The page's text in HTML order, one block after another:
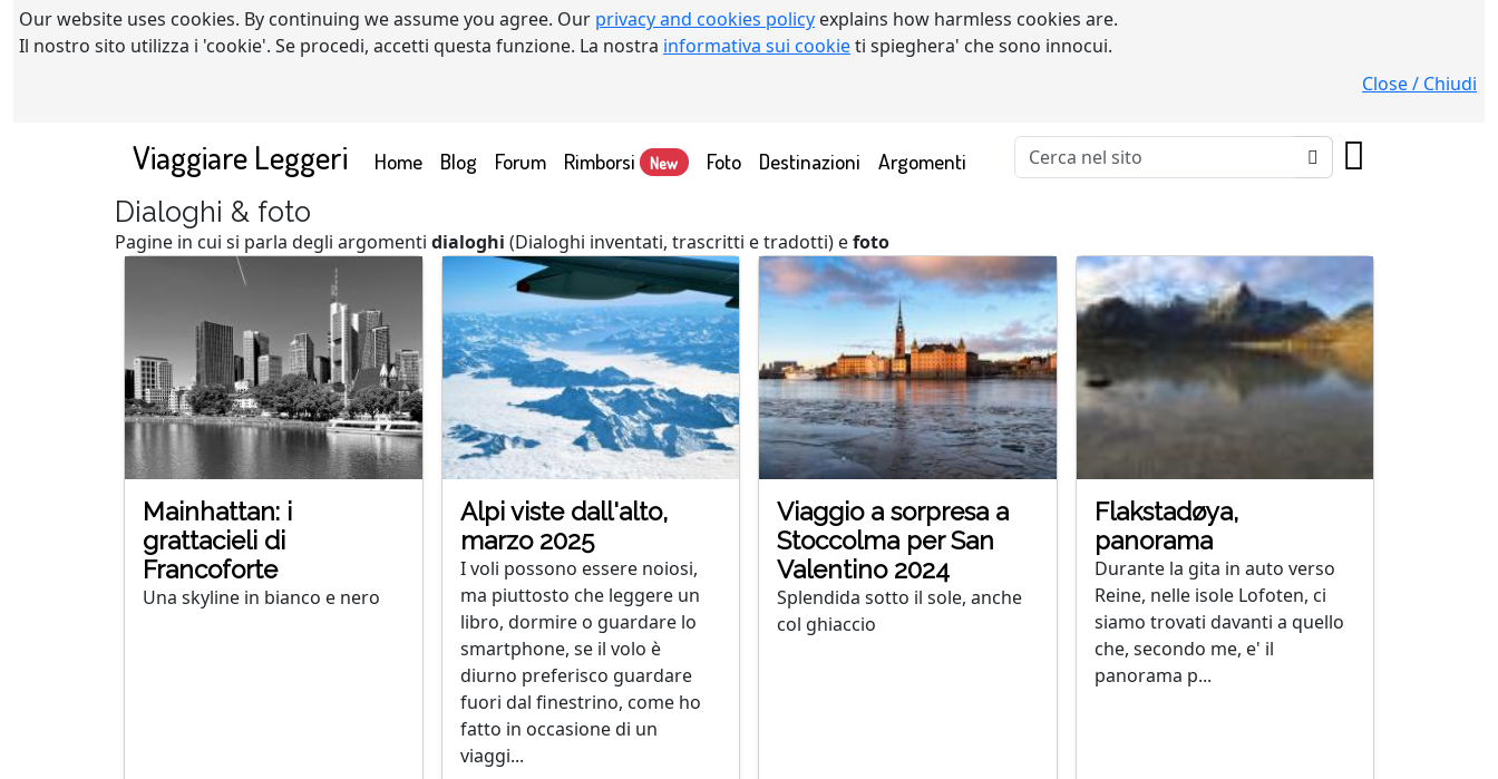
Our website uses cookies. By continuing we assume you agree. Our privacy and cookies policy explains how harmless cookies are.
Il nostro sito utilizza i 'cookie'. Se procedi, accetti questa funzione. La nostra informativa sui cookieti spieghera' che sono innocui.
Close / Chiudi
Viaggiare Leggeri Home(current)
Blog Forum Rimborsi New Foto Destinazioni Argomenti
Dialoghi & foto
Pagine in cui si parla degli argomenti dialoghi (Dialoghi inventati, trascritti e tradotti) efoto
Mainhattan: i
grattacieli di
Francoforte
Una skyline in bianco e nero
Alpi viste dall'alto,
marzo 2025
I voli possono essere noiosi,
ma piuttosto che leggere un
libro, dormire o guardare lo
smartphone, se il volo è
diurno preferisco guardare
fuori dal finestrino, come ho
fatto in occasione di un
viaggi...
Viaggio a sorpresa a
Stoccolma per San
Valentino 2024
Splendida sotto il sole, anche
col ghiaccio
Flakstadøya,
panorama
Durante la gita in auto verso
Reine, nelle isole Lofoten, ci
siamo trovati davanti a quello
che, secondo me, e' il
panorama p...